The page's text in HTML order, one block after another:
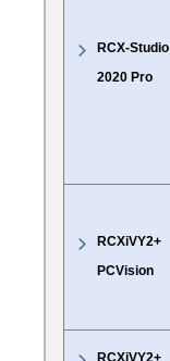
RCX-Studio
2020 Pro
RCXiVY2+
PCVision
RCXiVY2+